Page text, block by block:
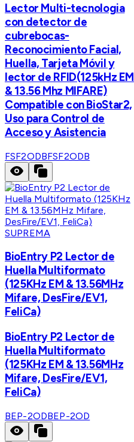
Lector Multi-tecnologia
con detector de
cubrebocas-
Reconocimiento Facial,
Huella, Tarjeta Móvil y
lector de RFID(125kHz EM
& 13.56 Mhz MIFARE)
Compatible con BioStar2,
Uso para Control de
Acceso y Asistencia
FSF2ODBFSF2ODB
SUPREMA
BioEntry P2 Lector de
Huella Multiformato
(125KHz EM & 13.56MHz
Mifare, DesFire/EV1,
FeliCa)
BioEntry P2 Lector de
Huella Multiformato
(125KHz EM & 13.56MHz
Mifare, DesFire/EV1,
FeliCa)
BEP-2ODBEP-2OD